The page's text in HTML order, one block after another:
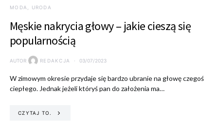
MODA, URODA
Męskie nakrycia głowy – jakie cieszą się
popularnością
AUTOR REDAKCJA 03/07/2023
W zimowym okresie przydaje się bardzo ubranie na głowę czegoś
ciepłego. Jednak jeżeli któryś pan do założenia ma…
CZYTAJ TO.